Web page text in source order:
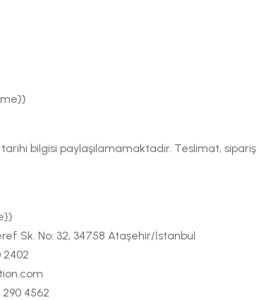
bilgisi paylaşılamamaktadır. Teslimat,
Sk. No: 32, 34758 Ataşehir/İstanbul
2402
4562